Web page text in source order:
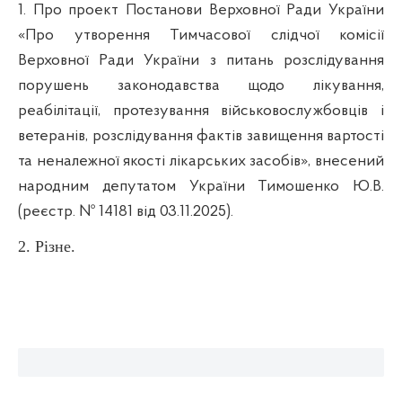
1. Про проект Постанови Верховної Ради України
«Про утворення Тимчасової слідчої комісії
Верховної Ради України з питань розслідування
порушень законодавства щодо лікування,
реабілітації, протезування військовослужбовців і
ветеранів, розслідування фактів завищення вартості
та неналежної якості лікарських засобів», внесений
народним депутатом України Тимошенко Ю.В.
(реєстр. № 14181 від 03.11.2025).
2. Різне.